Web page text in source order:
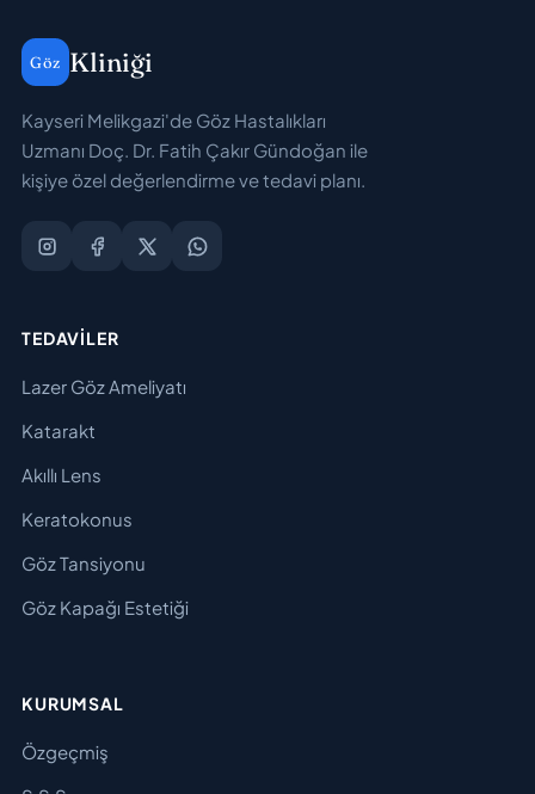
Göz Kliniği
Kayseri Melikgazi'de Göz Hastalıkları
Uzmanı Doç. Dr. Fatih Çakır Gündoğan ile
kişiye özel değerlendirme ve tedavi planı.
TEDAVILER
Lazer Göz Ameliyatı
Katarakt
Akıllı Lens
Keratokonus
Göz Tansiyonu
Göz Kapağı Estetiği
KURUMSAL
Özgeçmiş